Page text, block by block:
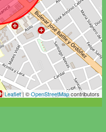
Leaflet| ©OpenStreetMapcontributors